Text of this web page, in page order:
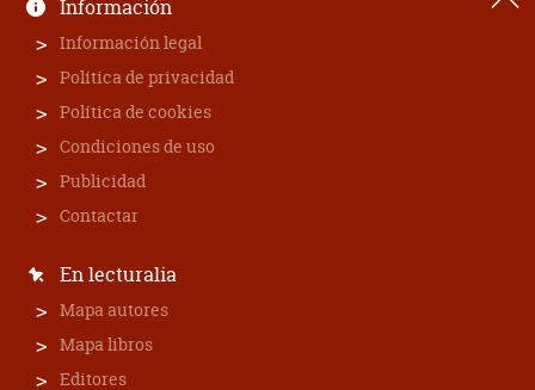
Información
Información legal
Política de privacidad
Política de cookies
Condiciones de uso
Publicidad
Contactar
En lecturalia
Mapa autores
Mapa libros
Editores